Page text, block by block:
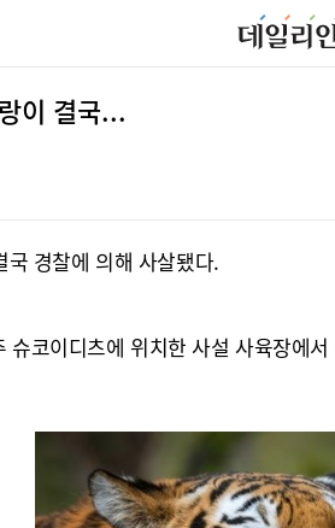
이 결국...
경찰에 의해 사살됐다.
코이디츠에 위치한 사설 사육장에